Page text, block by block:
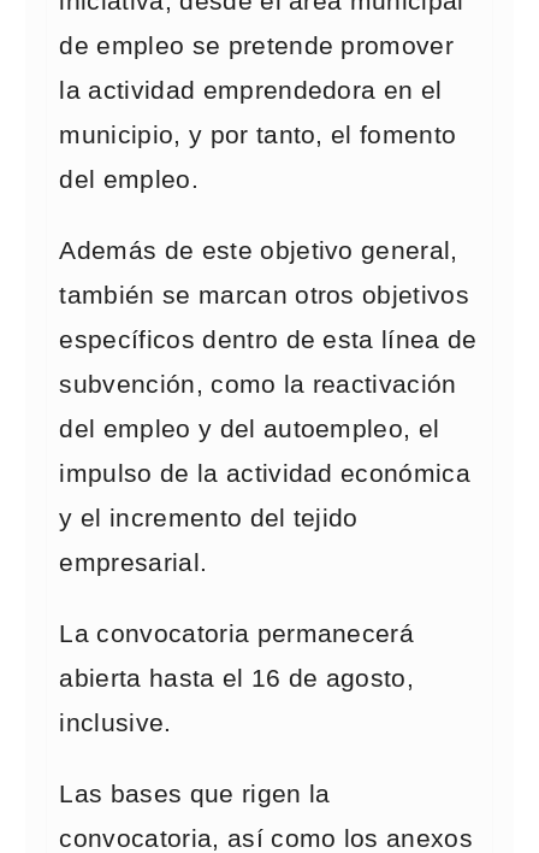
de empleo se pretende promover
la actividad emprendedora en el
municipio, y por tanto, el fomento
del empleo.
Además de este objetivo general,
también se marcan otros objetivos
específicos dentro de esta línea de
subvención, como la reactivación
del empleo y del autoempleo, el
impulso de la actividad económica
y el incremento del tejido
empresarial.
La convocatoria permanecerá
abierta hasta el 16 de agosto,
inclusive.
Las bases que rigen la
convocatoria, así como los anexos